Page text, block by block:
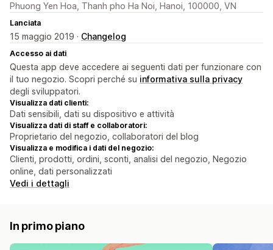
Phuong Yen Hoa, Thanh pho Ha Noi, Hanoi, 100000, VN
Lanciata
15 maggio 2019 · Changelog
Accesso ai dati
Questa app deve accedere ai seguenti dati per funzionare con
il tuo negozio. Scopri perché su informativa sulla privacy
degli sviluppatori.
Visualizza dati clienti:
Dati sensibili, dati su dispositivo e attività
Visualizza dati di staff e collaboratori:
Proprietario del negozio, collaboratori del blog
Visualizza e modifica i dati del negozio:
Clienti, prodotti, ordini, sconti, analisi del negozio, Negozio
online, dati personalizzati
Vedi i dettagli
In primo piano